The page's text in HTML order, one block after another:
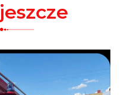
jeszcze